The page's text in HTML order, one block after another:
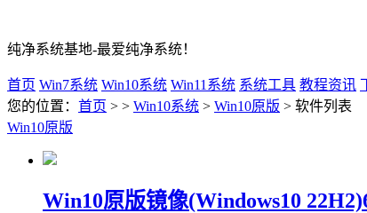
纯净系统基地-最爱纯净系统！
首页 Win7系统 Win10系统 Win11系统 系统工具 教程资讯
您的位置： 首页 > > Win10系统 > Win10原版 > 软件列表
Win10原版
Win10原版镜像(Windows10